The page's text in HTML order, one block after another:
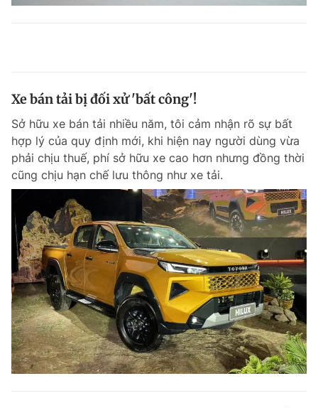
Xe bán tải bị đối xử 'bất công'!
Sở hữu xe bán tải nhiều năm, tôi cảm nhận rõ sự bất
hợp lý của quy định mới, khi hiện nay người dùng vừa
phải chịu thuế, phí sở hữu xe cao hơn nhưng đồng thời
cũng chịu hạn chế lưu thông như xe tải.